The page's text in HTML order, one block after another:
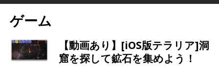
ゲーム
【動画あり】[iOS版テラリア]洞
窟を探して鉱石を集めよう！